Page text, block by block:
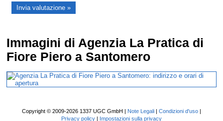
Immagini di Agenzia La Pratica di
Fiore Piero a Santomero
Copyright © 2009-2026 1337 UGC GmbH | Note Legali| Condizioni d'uso|
Privacy policy| Impostazioni sulla privacy